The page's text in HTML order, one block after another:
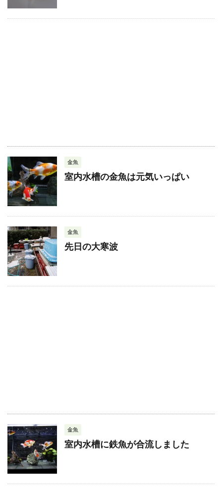
金魚
室内水槽の金魚は元気いっぱい
金魚
先日の大寒波
金魚
室内水槽に鉄魚が合流しました